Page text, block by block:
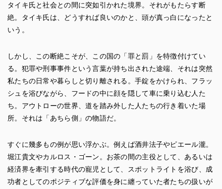
タイキ氏と社会との間に突如引かれた境界。それがもたらす断
絶。タイキ氏は、どうすれば良いのかと、頭が真っ白になったと
いう。
しかし、この断絶こそが、この国の「罪と罰」を特徴付けてい
る。犯罪や刑事事件という言葉が持ち出された途端、それは突然
私たちの日常や暮らしと切り離される。手錠をかけられ、フラッ
シュを浴びながら、フードの中に顔を隠して車に乗り込む人た
ち。アウトローの世界、道を踏み外した人たちの行き着いた場
所。それは「あちら側」の物語だ。
すぐに幾多もの例が思い浮かぶ。例えば酒井法子やピエール瀧。
堀江貴文やカルロス・ゴーン。お茶の間の主役として、あるいは
経済界を牽引する時代の寵児として、スポットライトを浴び、成
功者としてのポジティブな評価を身に纏っていた者たちの扱いが